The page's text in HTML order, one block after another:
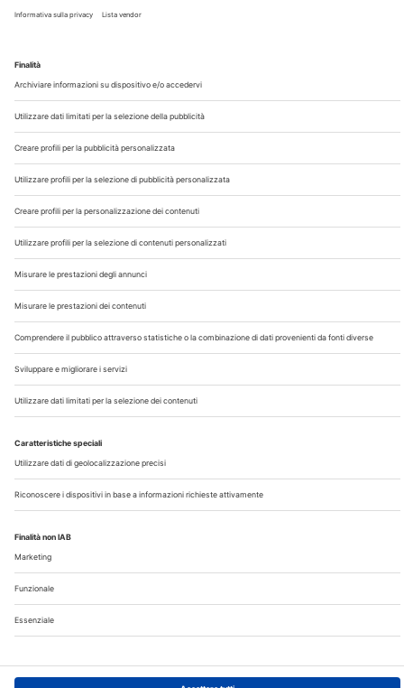
Chi Siamo
Contatti
Note Legali
Privacy
©2026 Edra S.p.a | www.edraspa.it | P.iva 08056040960
| Tel. 02/881841 | Sede legale: Viale Enrico Forlanini 21 -
20134 Milano (Italy)
Registrazione Tribunale di Milano n° 5578/2022 del
5/05/2022